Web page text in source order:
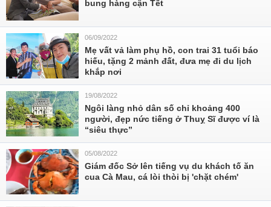
bung hàng cận Tết
06/09/2022
Mẹ vất vả làm phụ hồ, con trai 31 tuổi báo
hiếu, tặng 2 mảnh đất, đưa mẹ đi du lịch
khắp nơi
19/08/2022
Ngôi làng nhỏ dân số chỉ khoảng 400
người, đẹp nức tiếng ở Thuỵ Sĩ được ví là
“siêu thực”
05/08/2022
Giám đốc Sở lên tiếng vụ du khách tố ăn
cua Cà Mau, cá lòi thòi bị 'chặt chém'